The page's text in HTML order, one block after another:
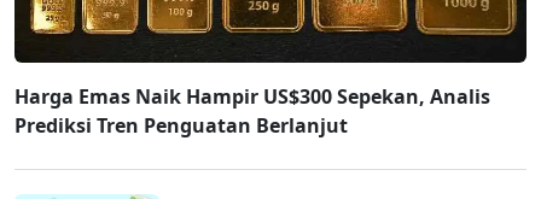
Harga Emas Naik Hampir US$300 Sepekan, Analis
Prediksi Tren Penguatan Berlanjut